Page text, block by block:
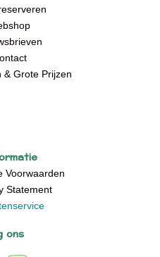
& Grote Prijzen
Voorwaarden
Statement
ons